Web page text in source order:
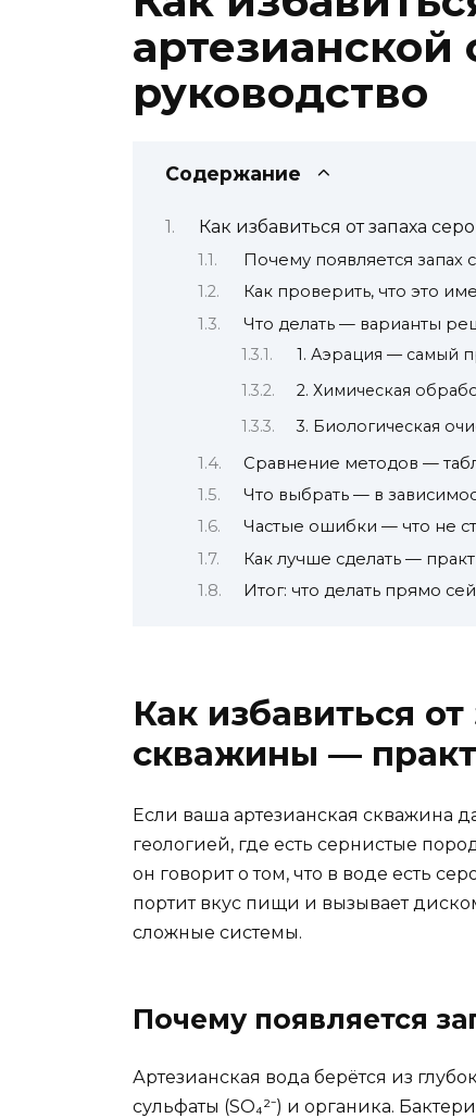
руководство
Содержание
Как избавиться от запаха
Почему появляется запах
Как проверить, что это
Что делать — варианты
1. Аэрация — самый
2. Химическая
3. Биологическая
Сравнение методов —
Что выбрать — в
Частые ошибки — что не
Как лучше сделать —
Итог: что делать прямо
Как избавиться
скважины —
Если ваша артезианская скважина
геологией, где есть сернистые
он говорит о том, что в воде есть
портит вкус пищи и вызывает
сложные системы.
Почему появляется
Артезианская вода берётся из
сульфаты (SO₄²⁻) и органика.